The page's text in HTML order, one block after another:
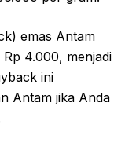
emas Antam
4.000, menjadi
ini
Antam jika Anda